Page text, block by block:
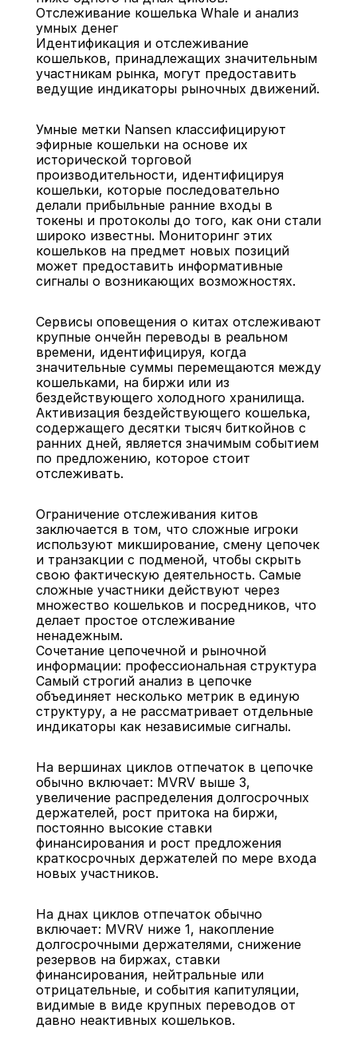
Отслеживание кошелька Whale и анализ
умных денег
Идентификация и отслеживание
кошельков, принадлежащих значительным
участникам рынка, могут предоставить
ведущие индикаторы рыночных движений.
Умные метки Nansen классифицируют
эфирные кошельки на основе их
исторической торговой
производительности, идентифицируя
кошельки, которые последовательно
делали прибыльные ранние входы в
токены и протоколы до того, как они стали
широко известны. Мониторинг этих
кошельков на предмет новых позиций
может предоставить информативные
сигналы о возникающих возможностях.
Сервисы оповещения о китах отслеживают
крупные ончейн переводы в реальном
времени, идентифицируя, когда
значительные суммы перемещаются между
кошельками, на биржи или из
бездействующего холодного хранилища.
Активизация бездействующего кошелька,
содержащего десятки тысяч биткойнов с
ранних дней, является значимым событием
по предложению, которое стоит
отслеживать.
Ограничение отслеживания китов
заключается в том, что сложные игроки
используют микширование, смену цепочек
и транзакции с подменой, чтобы скрыть
свою фактическую деятельность. Самые
сложные участники действуют через
множество кошельков и посредников, что
делает простое отслеживание
ненадежным.
Сочетание цепочечной и рыночной
информации: профессиональная структура
Самый строгий анализ в цепочке
объединяет несколько метрик в единую
структуру, а не рассматривает отдельные
индикаторы как независимые сигналы.
На вершинах циклов отпечаток в цепочке
обычно включает: MVRV выше 3,
увеличение распределения долгосрочных
держателей, рост притока на биржи,
постоянно высокие ставки
финансирования и рост предложения
краткосрочных держателей по мере входа
новых участников.
На днах циклов отпечаток обычно
включает: MVRV ниже 1, накопление
долгосрочными держателями, снижение
резервов на биржах, ставки
финансирования, нейтральные или
отрицательные, и события капитуляции,
видимые в виде крупных переводов от
давно неактивных кошельков.